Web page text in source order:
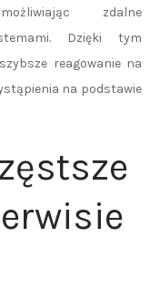
zdalne
Dzięki tym
reagowanie na
na podstawie